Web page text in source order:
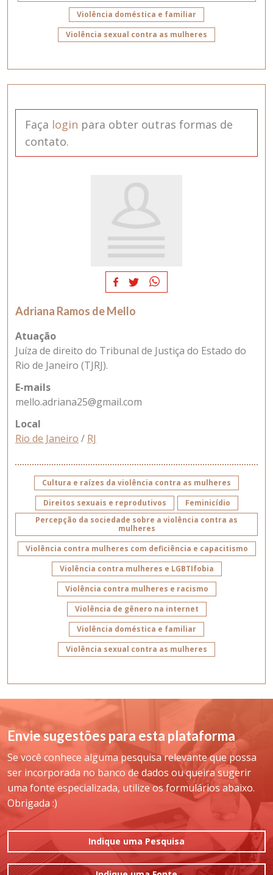
Violência doméstica e familiar
Violência sexual contra as mulheres
Faça login para obter outras formas de
contato.
Adriana Ramos de Mello
Atuação
Juíza de direito do Tribunal de Justiça do Estado do
Rio de Janeiro (TJRJ).
E-mails
mello.adriana25@gmail.com
Local
Rio de Janeiro / RJ
Cultura e raízes da violência contra as mulheres
Direitos sexuais e reprodutivos
Feminicídio
Percepção da sociedade sobre a violência contra as
mulheres
Violência contra mulheres com deficiência e capacitismo
Violência contra mulheres e LGBTIfobia
Violência contra mulheres e racismo
Violência de gênero na internet
Violência doméstica e familiar
Violência sexual contra as mulheres
Envie sugestões para esta plataforma
Se você conhece alguma pesquisa relevante que possa
ser incorporada no banco de dados ou queira sugerir
uma fonte especializada, utilize os formulários abaixo.
Obrigada :)
Indique uma Pesquisa